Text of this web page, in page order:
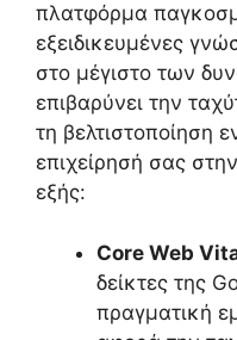
πλατφόρμα
εξειδικευμένες
στο μέγιστο των
επιβαρύνει την
τη βελτιστοποίηση
επιχείρησή σας
εξής:
Core Web
δείκτες της
πραγματική